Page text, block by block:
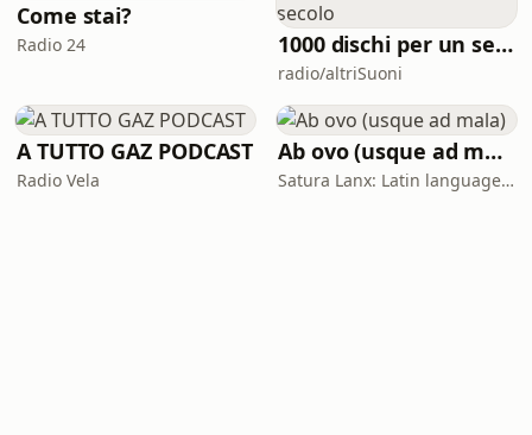
Come stai?
Radio 24 1000 dischi per un secolo
radio/altriSuoni
A TUTTO GAZ PODCAST
Radio Vela
Ab ovo (usque ad mala)
Satura Lanx: Latin language and literature for beginners.